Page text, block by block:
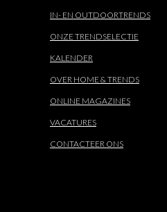
IN- EN OUTDOORTRENDS
ONZE TRENDSELECTIE
KALENDER
OVER HOME & TRENDS
ONLINE MAGAZINES
VACATURES
CONTACTEER ONS